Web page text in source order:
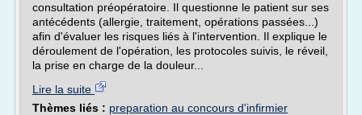
consultation préopératoire. Il questionne le patient sur ses
antécédents (allergie, traitement, opérations passées...)
afin d'évaluer les risques liés à l'intervention. Il explique le
déroulement de l'opération, les protocoles suivis, le réveil,
la prise en charge de la douleur...
Lire la suite
Thèmes liés : preparation au concours d'infirmier